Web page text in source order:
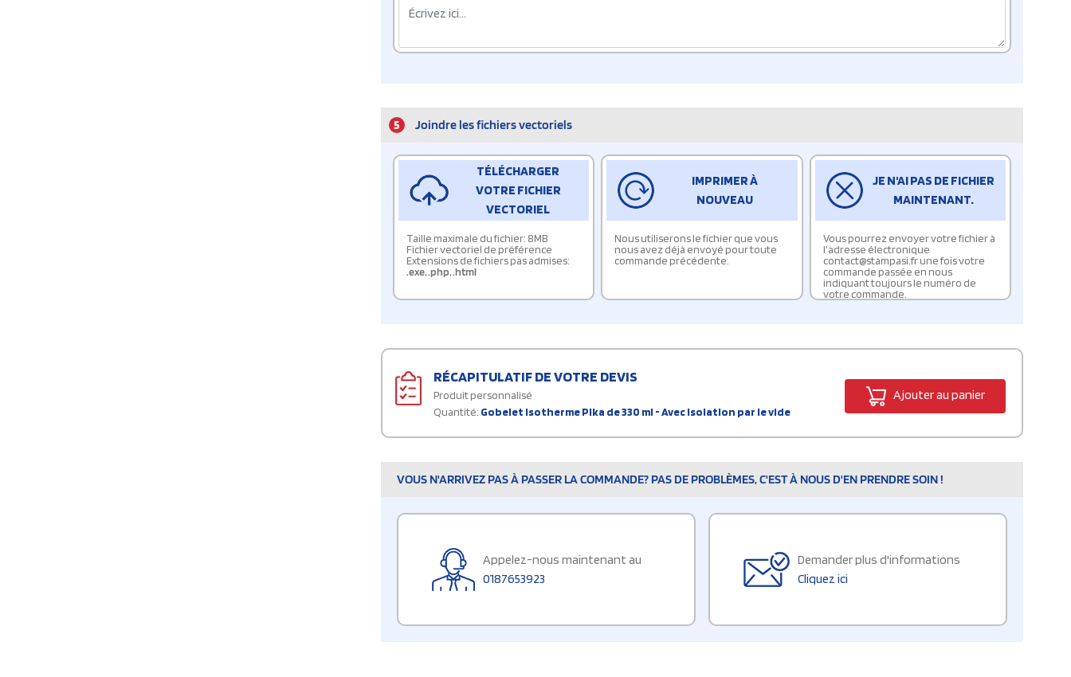
5 Joindre les fichiers vectoriels
TÉLÉCHARGER
VOTRE FICHIER
VECTORIEL
Taille maximale du fichier: 8MB
Fichier vectoriel de préférence
Extensions de fichiers pas admises:
.exe,.php,.html
IMPRIMER À
NOUVEAU
Nous utiliserons le fichier que vous
nous avez déjà envoyé pour toute
commande précédente.
JE N'AI PAS DE FICHIER
MAINTENANT.
Vous pourrez envoyer votre fichier à
l'adresse électronique
contact@stampasi.fr une fois votre
commande passée en nous
indiquant toujours le numéro de
votre commande.
RÉCAPITULATIF DE VOTRE DEVIS
Produit personnalisé
Quantité: Gobelet isotherme Pika de 330 ml - Avec isolation par le vide
Ajouter au panier
VOUS N'ARRIVEZ PAS À PASSER LA COMMANDE? PAS DE PROBLÈMES, C'EST À NOUS D'EN PRENDRE SOIN !
Appelez-nous maintenant au
0187653923
Demander plus d'informations
Cliquez ici